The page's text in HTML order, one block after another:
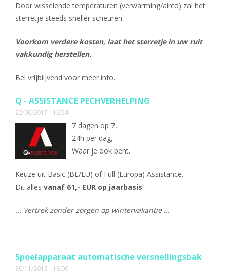
Door wisselende temperaturen (verwarming/airco) zal het
sterretje steeds sneller scheuren.
Voorkom verdere kosten, laat het sterretje in uw ruit
vakkundig herstellen.
Bel vrijblijvend voor meer info.
Q - ASSISTANCE PECHVERHELPING
22/06/2017 - 16:54
7 dagen op 7,
24h per dag,
Waar je ook bent.
Keuze uit Basic (BE/LU) of Full (Europa) Assistance.
Dit alles vanaf 61,- EUR op jaarbasis.
... Vertrek zonder zorgen op wintervakantie ...
Spoelapparaat automatische versnellingsbak
30/11/2013 - 18:00